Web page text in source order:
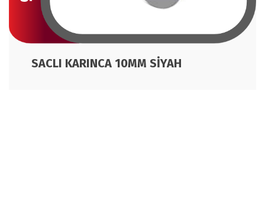
SACLI KARINCA 10MM SİYAH